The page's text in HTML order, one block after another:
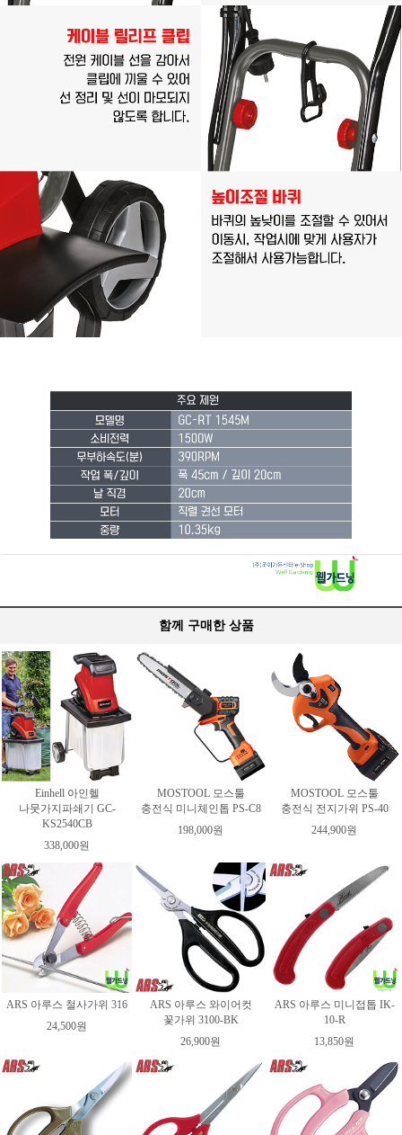
함께 구매한 상품
Einhell 아인헬
나뭇가지파쇄기 GC-
KS2540CB
338,000원
MOSTOOL 모스툴
충전식 미니체인톱 PS-C8
198,000원
MOSTOOL 모스툴
충전식 전지가위 PS-40
244,900원
ARS 아루스 철사가위 316
24,500원
ARS 아루스 와이어컷
꽃가위 3100-BK
26,900원
ARS 아루스 미니접톱 IK-
10-R
13,850원